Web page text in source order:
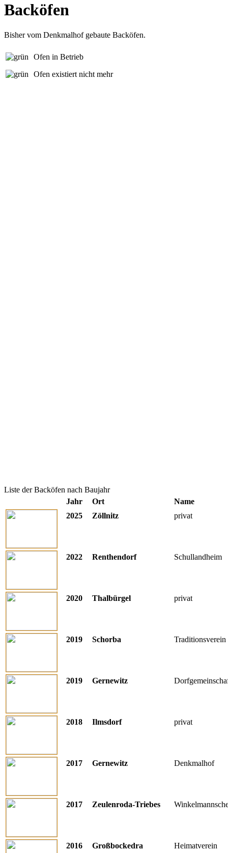
Backöfen
Bisher vom Denkmalhof gebaute Backöfen.
Ofen in Betrieb
Ofen existiert nicht mehr
Liste der Backöfen nach Baujahr
Jahr
Ort
Name
2025
Zöllnitz privat
2022 Renthendorf Schullandheim
2020 Thalbürgel privat
2019 Schorba Traditionsverein
2019 Gernewitz
2018 Ilmsdorf privat
2017 Gernewitz Denkmalhof
2017 Zeulenroda-Triebes
2016 Großbockedra Heimatverein